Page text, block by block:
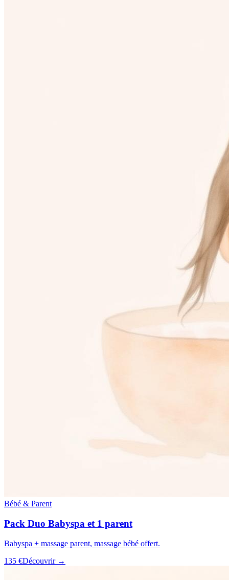
Bébé & Parent
Pack Duo Babyspa et 1 parent
Babyspa + massage parent, massage bébé offert.
135 €Découvrir →